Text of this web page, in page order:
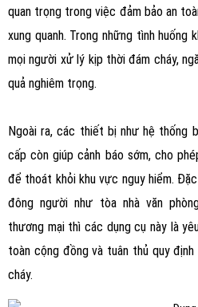
quan trọng trong việc đảm bảo an
xung quanh. Trong những tình huống
mọi người xử lý kịp thời đám cháy,
quả nghiêm trọng.
Ngoài ra, các thiết bị như hệ thống
cấp còn giúp cảnh báo sớm, cho
để thoát khỏi khu vực nguy hiểm.
đông người như tòa nhà văn
thương mại thì các dụng cụ này là
toàn cộng đồng và tuân thủ quy
cháy.